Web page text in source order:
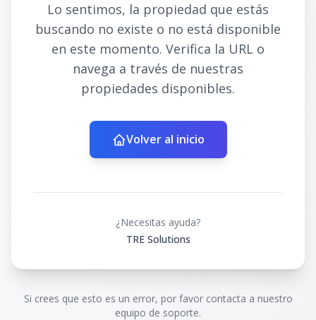
Lo sentimos, la propiedad que estás
buscando no existe o no está disponible
en este momento. Verifica la URL o
navega a través de nuestras
propiedades disponibles.
Volver al inicio
¿Necesitas ayuda?
TRE Solutions
Si crees que esto es un error, por favor contacta a nuestro
equipo de soporte.